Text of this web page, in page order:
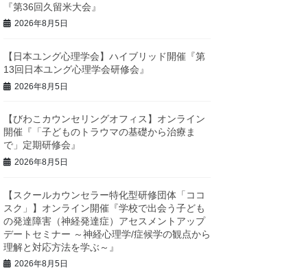
『第36回久留米大会』
2026年8月5日
【日本ユング心理学会】ハイブリッド開催『第
13回日本ユング心理学会研修会』
2026年8月5日
【びわこカウンセリングオフィス】オンライン
開催『「子どものトラウマの基礎から治療ま
で」定期研修会』
2026年8月5日
【スクールカウンセラー特化型研修団体「ココ
スク」】オンライン開催『学校で出会う子ども
の発達障害（神経発達症）アセスメントアップ
デートセミナー ～神経心理学/症候学の観点から
理解と対応方法を学ぶ～』
2026年8月5日